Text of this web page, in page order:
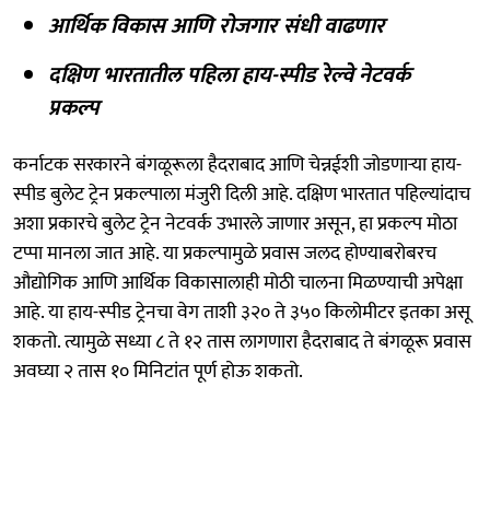
आर्थिक विकास आणि रोजगार संधी वाढणार
दक्षिण भारतातील पहिला हाय-स्पीड रेल्वे नेटवर्क
प्रकल्प
कर्नाटक सरकारने बंगळूरूला हैदराबाद आणि चेन्नईशी जोडणाऱ्या हाय-
स्पीड बुलेट ट्रेन प्रकल्पाला मंजुरी दिली आहे. दक्षिण भारतात पहिल्यांदाच
अशा प्रकारचे बुलेट ट्रेन नेटवर्क उभारले जाणार असून, हा प्रकल्प मोठा
टप्पा मानला जात आहे. या प्रकल्पामुळे प्रवास जलद होण्याबरोबरच
औद्योगिक आणि आर्थिक विकासालाही मोठी चालना मिळण्याची अपेक्षा
आहे. या हाय-स्पीड ट्रेनचा वेग ताशी ३२० ते ३५० किलोमीटर इतका असू
शकतो. त्यामुळे सध्या ८ ते १२ तास लागणारा हैदराबाद ते बंगळूरू प्रवास
अवघ्या २ तास १० मिनिटांत पूर्ण होऊ शकतो.